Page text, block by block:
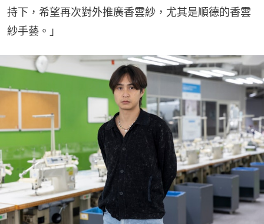
持下，希望再次對外推廣香雲紗，尤其是順德的香雲
紗手藝。」